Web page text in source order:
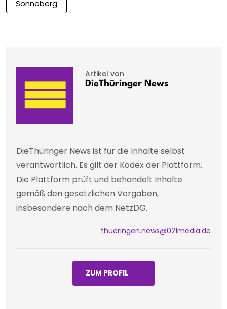
Sonneberg
Artikel von
DieThüringer News
DieThüringer News ist für die Inhalte selbst
verantwortlich. Es gilt der Kodex der Plattform.
Die Plattform prüft und behandelt Inhalte
gemäß den gesetzlichen Vorgaben,
insbesondere nach dem NetzDG.
thueringen.news@021media.de
ZUM PROFIL